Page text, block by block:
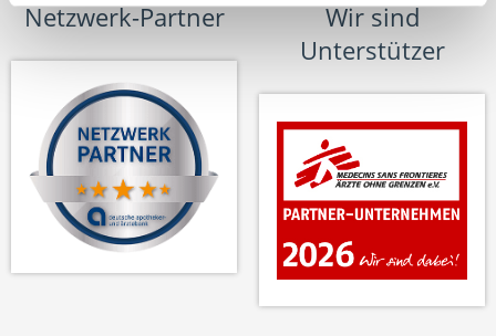
Netzwerk-Partner
Wir sind
Unterstützer